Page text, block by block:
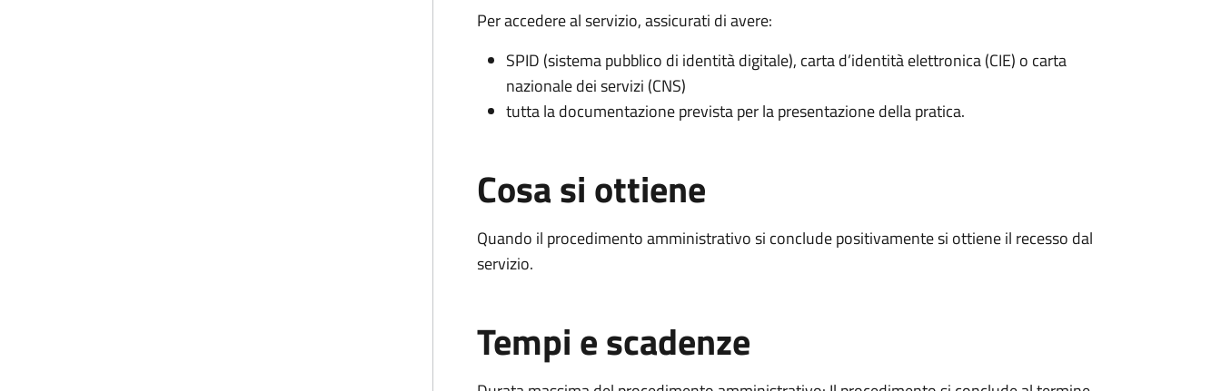
Per accedere al servizio, assicurati di avere:
SPID (sistema pubblico di identità digitale), carta d’identità elettronica (CIE) o carta
nazionale dei servizi (CNS)
tutta la documentazione prevista per la presentazione della pratica.
Cosa si ottiene
Quando il procedimento amministrativo si conclude positivamente si ottiene il recesso dal
servizio.
Tempi e scadenze